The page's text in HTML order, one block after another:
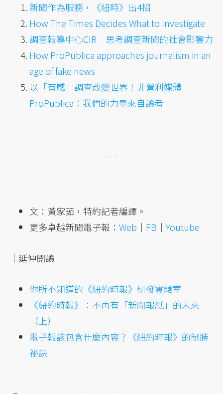
新聞作為服務，《紐時》出4招
How The Times Decides What to Investigate
調查報導中心CIR 思考調查新聞的社會影響力
How ProPublica approaches journalism in an
age of fake news
以「有感」調查改變世界！非營利媒體
ProPublica：我們的力量來自讀者
文：黃家茹，特約記者編譯。
更多卓越新聞電子報：Web ｜ FB ｜Youtube
｜延伸閱讀｜
你所不知道的《紐約時報》研發實驗室
《紐約時報》：不再有「新聞報紙」的未來
（上）
電子報該包含什麼內容？《紐約時報》的制勝
祕訣